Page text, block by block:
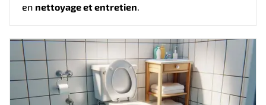
en nettoyage et entretien.